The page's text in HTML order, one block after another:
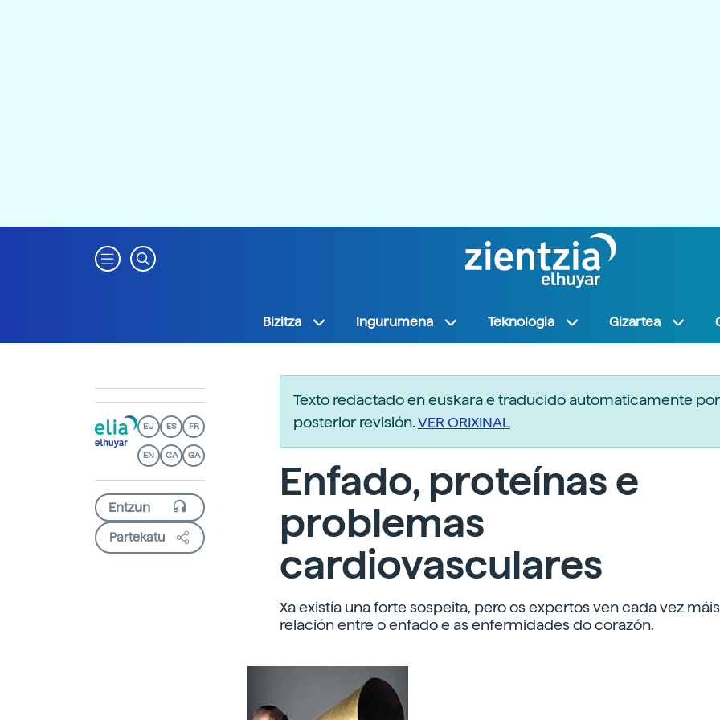
Bizitza Ingurumena Teknologia Gizartea
EU ES FR
EN CA GA
Partekatu
Texto redactado en euskara e traducido automaticamente por
posterior revisión.VER ORIXINAL
Enfado, proteínas e
problemas
cardiovasculares
Xa existía una forte sospeita, pero os expertos ven cada vez
relación entre o enfado e as enfermidades do corazón.